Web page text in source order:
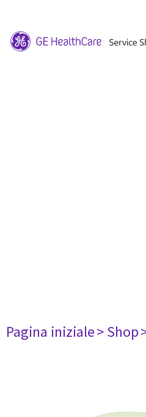
Pagina iniziale> Shop